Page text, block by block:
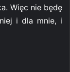
Więc nie będę
i dla mnie, i